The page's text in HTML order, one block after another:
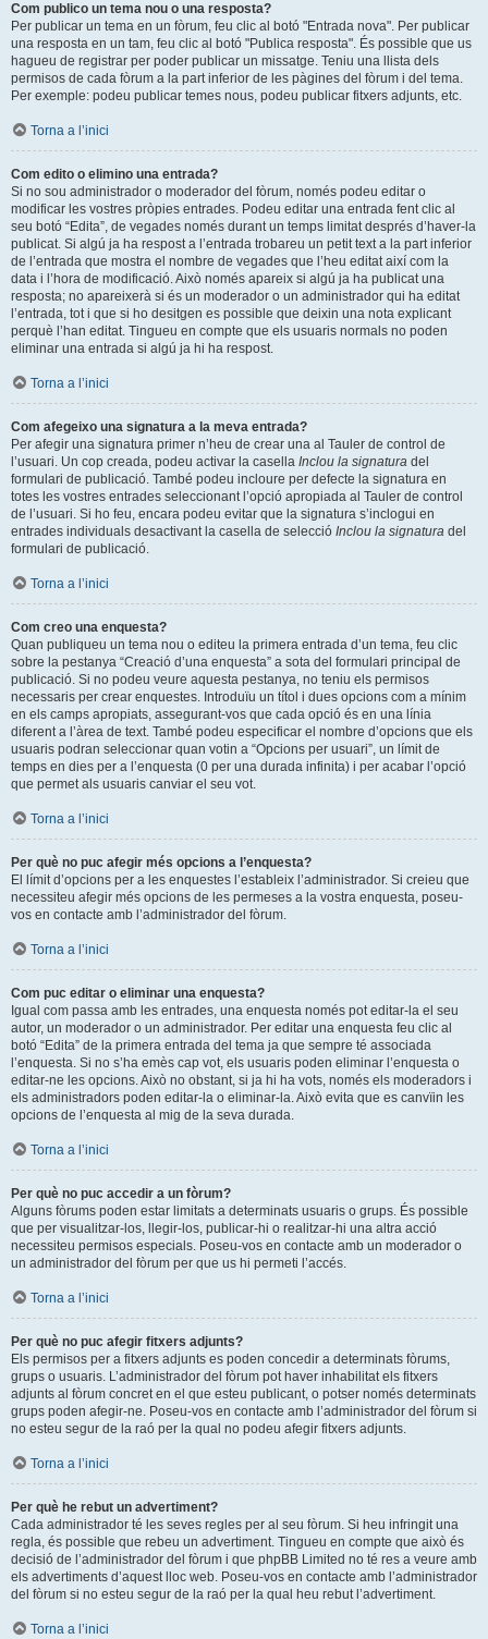
Com publico un tema nou o una resposta?
Per publicar un tema en un fòrum, feu clic al botó "Entrada nova". Per publicar
una resposta en un tam, feu clic al botó "Publica resposta". És possible que us
hagueu de registrar per poder publicar un missatge. Teniu una llista dels
permisos de cada fòrum a la part inferior de les pàgines del fòrum i del tema.
Per exemple: podeu publicar temes nous, podeu publicar fitxers adjunts, etc.
Torna a l’inici
Com edito o elimino una entrada?
Si no sou administrador o moderador del fòrum, només podeu editar o
modificar les vostres pròpies entrades. Podeu editar una entrada fent clic al
seu botó “Edita”, de vegades només durant un temps limitat després d’haver-la
publicat. Si algú ja ha respost a l’entrada trobareu un petit text a la part inferior
de l’entrada que mostra el nombre de vegades que l’heu editat així com la
data i l’hora de modificació. Això només apareix si algú ja ha publicat una
resposta; no apareixerà si és un moderador o un administrador qui ha editat
l’entrada, tot i que si ho desitgen es possible que deixin una nota explicant
perquè l’han editat. Tingueu en compte que els usuaris normals no poden
eliminar una entrada si algú ja hi ha respost.
Torna a l’inici
Com afegeixo una signatura a la meva entrada?
Per afegir una signatura primer n’heu de crear una al Tauler de control de
l’usuari. Un cop creada, podeu activar la casella Inclou la signatura del
formulari de publicació. També podeu incloure per defecte la signatura en
totes les vostres entrades seleccionant l’opció apropiada al Tauler de control
de l’usuari. Si ho feu, encara podeu evitar que la signatura s’inclogui en
entrades individuals desactivant la casella de selecció Inclou la signatura del
formulari de publicació.
Torna a l’inici
Com creo una enquesta?
Quan publiqueu un tema nou o editeu la primera entrada d’un tema, feu clic
sobre la pestanya “Creació d’una enquesta” a sota del formulari principal de
publicació. Si no podeu veure aquesta pestanya, no teniu els permisos
necessaris per crear enquestes. Introduïu un títol i dues opcions com a mínim
en els camps apropiats, assegurant-vos que cada opció és en una línia
diferent a l’àrea de text. També podeu especificar el nombre d’opcions que els
usuaris podran seleccionar quan votin a “Opcions per usuari”, un límit de
temps en dies per a l’enquesta (0 per una durada infinita) i per acabar l’opció
que permet als usuaris canviar el seu vot.
Torna a l’inici
Per què no puc afegir més opcions a l’enquesta?
El límit d’opcions per a les enquestes l’estableix l’administrador. Si creieu que
necessiteu afegir més opcions de les permeses a la vostra enquesta, poseu-
vos en contacte amb l’administrador del fòrum.
Torna a l’inici
Com puc editar o eliminar una enquesta?
Igual com passa amb les entrades, una enquesta només pot editar-la el seu
autor, un moderador o un administrador. Per editar una enquesta feu clic al
botó “Edita” de la primera entrada del tema ja que sempre té associada
l’enquesta. Si no s’ha emès cap vot, els usuaris poden eliminar l’enquesta o
editar-ne les opcions. Això no obstant, si ja hi ha vots, només els moderadors i
els administradors poden editar-la o eliminar-la. Això evita que es canvïin les
opcions de l’enquesta al mig de la seva durada.
Torna a l’inici
Per què no puc accedir a un fòrum?
Alguns fòrums poden estar limitats a determinats usuaris o grups. És possible
que per visualitzar-los, llegir-los, publicar-hi o realitzar-hi una altra acció
necessiteu permisos especials. Poseu-vos en contacte amb un moderador o
un administrador del fòrum per que us hi permeti l’accés.
Torna a l’inici
Per què no puc afegir fitxers adjunts?
Els permisos per a fitxers adjunts es poden concedir a determinats fòrums,
grups o usuaris. L’administrador del fòrum pot haver inhabilitat els fitxers
adjunts al fòrum concret en el que esteu publicant, o potser només determinats
grups poden afegir-ne. Poseu-vos en contacte amb l’administrador del fòrum si
no esteu segur de la raó per la qual no podeu afegir fitxers adjunts.
Torna a l’inici
Per què he rebut un advertiment?
Cada administrador té les seves regles per al seu fòrum. Si heu infringit una
regla, és possible que rebeu un advertiment. Tingueu en compte que això és
decisió de l’administrador del fòrum i que phpBB Limited no té res a veure amb
els advertiments d’aquest lloc web. Poseu-vos en contacte amb l’administrador
del fòrum si no esteu segur de la raó per la qual heu rebut l’advertiment.
Torna a l’inici